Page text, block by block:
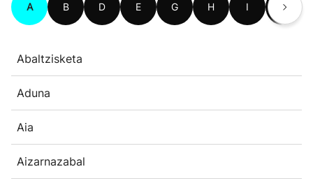
A B D E G H I L
Abaltzisketa
Aduna
Aia
Aizarnazabal